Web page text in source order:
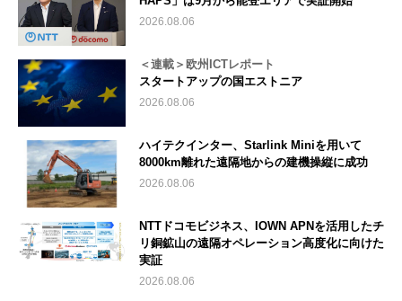
2026.08.06
＜連載＞欧州ICTレポート
スタートアップの国エストニア
2026.08.06
ハイテクインター、Starlink Miniを用いて
8000km離れた遠隔地からの建機操縦に成功
2026.08.06
NTTドコモビジネス、IOWN APNを活用したチ
リ銅鉱山の遠隔オペレーション高度化に向けた
実証
2026.08.06